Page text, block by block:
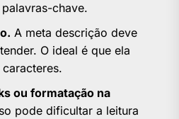
chave.
A meta descrição deve
O ideal é que ela
ou formatação na
pode dificultar a leitura